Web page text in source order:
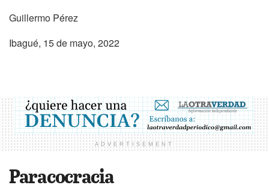
Guillermo Pérez
Ibagué, 15 de mayo, 2022
ADVERTISEMENT
Paracocracia